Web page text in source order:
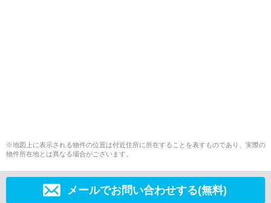
※地図上に表示される物件の位置は付近住所に所在することを表すものであり、実際の
物件所在地とは異なる場合がございます。
メールでお問い合わせする(無料)